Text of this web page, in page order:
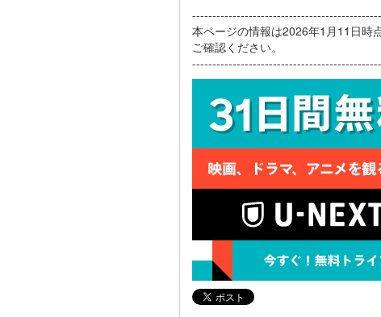
本ページの情報は2026年1月11日時
ご確認ください。